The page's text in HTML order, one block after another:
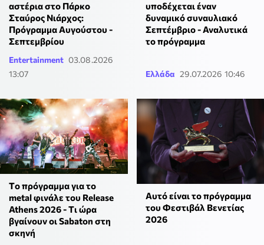
αστέρια στο Πάρκο
Σταύρος Νιάρχος:
Πρόγραμμα Αυγούστου -
Σεπτεμβρίου
Entertainment 03.08.2026
13:07
υποδέχεται έναν
δυναμικό συναυλιακό
Σεπτέμβριο - Αναλυτικά
το πρόγραμμα
Ελλάδα 29.07.2026 10:46
Tο πρόγραμμα για το
metal φινάλε του Release
Athens 2026 - Tι ώρα
βγαίνουν οι Sabaton στη
σκηνή
Αυτό είναι το πρόγραμμα
του Φεστιβάλ Βενετίας
2026